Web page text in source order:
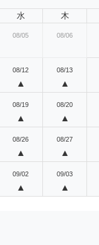
水 木
08/05 08/06
08/12
▲
08/13
▲
08/19
▲
08/20
▲
08/26
▲
08/27
▲
09/02
▲
09/03
▲